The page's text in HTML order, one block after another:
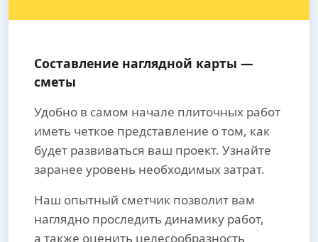
Составление наглядной карты —
сметы
Удобно в самом начале плиточных работ
иметь четкое представление о том, как
будет развиваться ваш проект. Узнайте
заранее уровень необходимых затрат.
Наш опытный сметчик позволит вам
наглядно проследить динамику работ,
а также оценить целесообразность